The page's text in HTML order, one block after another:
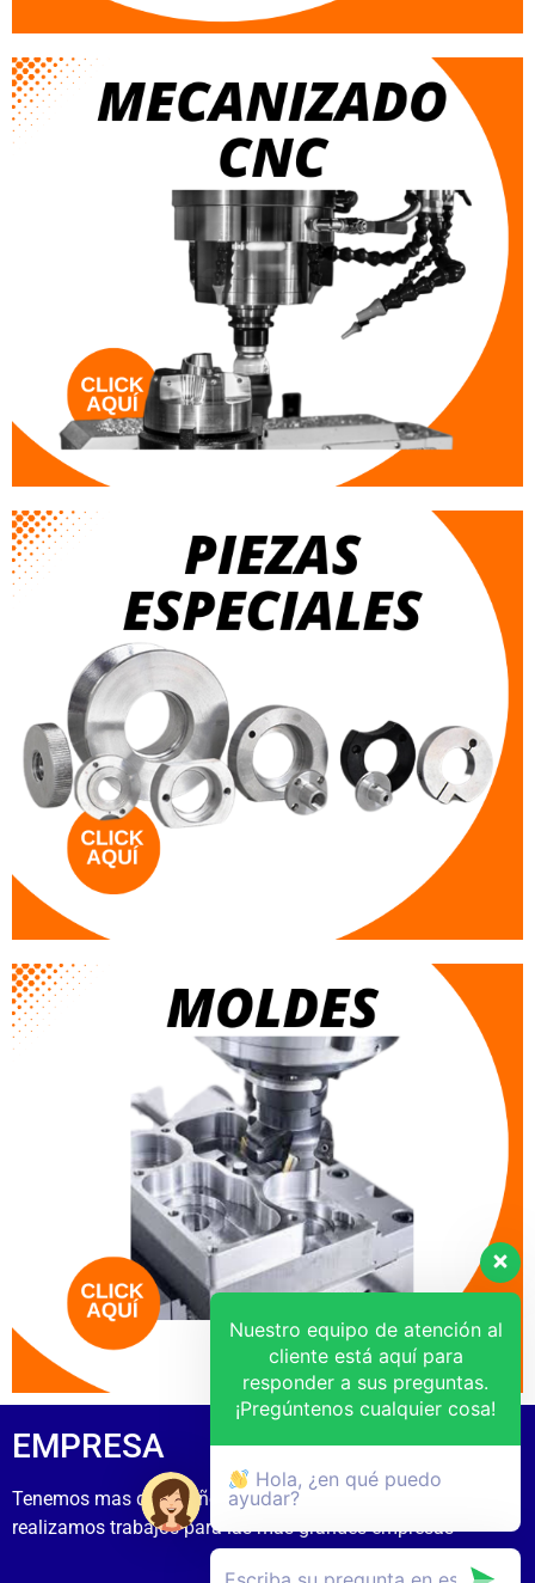
EMPRESA
Tenemos mas de 15 años de experiecia
realizamos trabajos para las mas grandes empresas
Nuestro equipo de atención al
cliente está aquí para
responder a sus preguntas.
¡Pregúntenos cualquier cosa!
Hola, ¿en qué puedo
ayudar?